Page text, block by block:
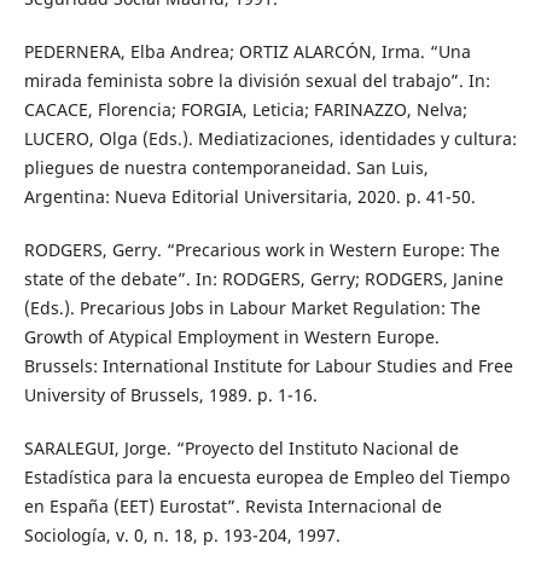
PEDERNERA, Elba Andrea; ORTIZ ALARCÓN, Irma. “Una
mirada feminista sobre la división sexual del trabajo”. In:
CACACE, Florencia; FORGIA, Leticia; FARINAZZO, Nelva;
LUCERO, Olga (Eds.). Mediatizaciones, identidades y cultura:
pliegues de nuestra contemporaneidad. San Luis,
Argentina: Nueva Editorial Universitaria, 2020. p. 41-50.
RODGERS, Gerry. “Precarious work in Western Europe: The
state of the debate”. In: RODGERS, Gerry; RODGERS, Janine
(Eds.). Precarious Jobs in Labour Market Regulation: The
Growth of Atypical Employment in Western Europe.
Brussels: International Institute for Labour Studies and Free
University of Brussels, 1989. p. 1-16.
SARALEGUI, Jorge. “Proyecto del Instituto Nacional de
Estadística para la encuesta europea de Empleo del Tiempo
en España (EET) Eurostat”. Revista Internacional de
Sociología, v. 0, n. 18, p. 193-204, 1997.